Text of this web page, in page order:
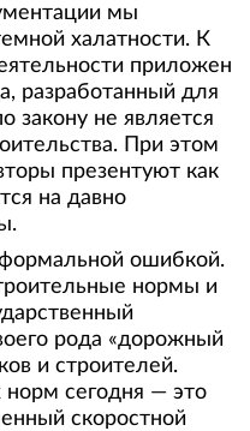
мы
халатности. К
приложен
разработанный для
закону не является
При этом
презентуют как
на давно
формальной ошибкой.
нормы и
рода «дорожный
и строителей.
норм сегодня — это
скоростной